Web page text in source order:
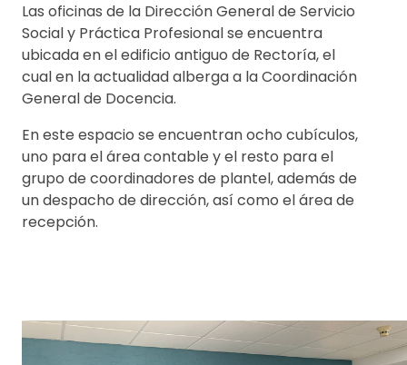
Las oficinas de la Dirección General de Servicio
Social y Práctica Profesional se encuentra
ubicada en el edificio antiguo de Rectoría, el
cual en la actualidad alberga a la Coordinación
General de Docencia.
En este espacio se encuentran ocho cubículos,
uno para el área contable y el resto para el
grupo de coordinadores de plantel, además de
un despacho de dirección, así como el área de
recepción.